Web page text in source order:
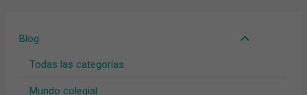
Blog
Todas las categorías
Mundo colegial